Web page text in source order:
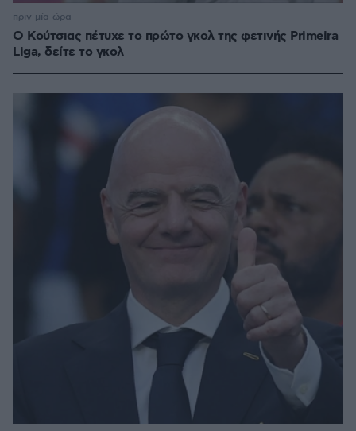
Ο Κούτσιας πέτυχε το πρώτο γκολ της φετινής Primeira
Liga, δείτε το γκολ
πριν μία ώρα